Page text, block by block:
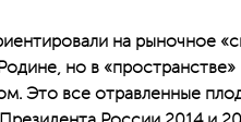
на рыночное
но в
Это все отравленные